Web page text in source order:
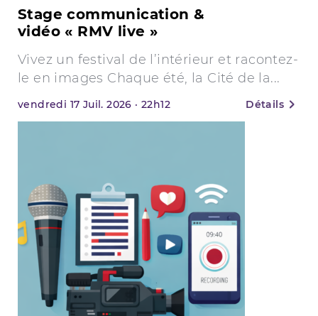
Stage communication &
vidéo « RMV live »
Vivez un festival de l’intérieur et racontez-
le en images Chaque été, la Cité de la...
vendredi 17 Juil. 2026 ·22h12 Détails